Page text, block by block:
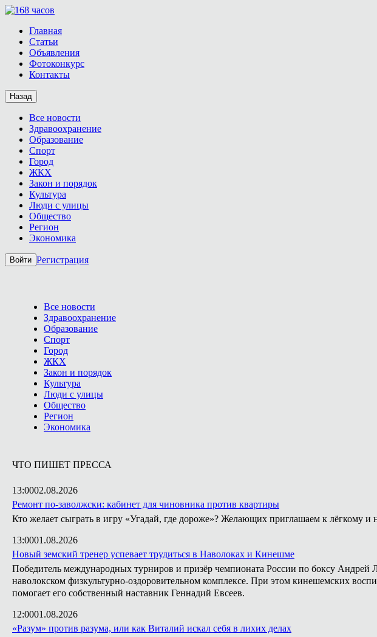
Главная
Статьи
Объявления
Фотоконкурс
Контакты
Назад
Все новости
Здравоохранение
Образование
Спорт
Город
ЖКХ
Закон и порядок
Культура
Люди с улицы
Общество
Регион
Экономика
Войти Регистрация
Все новости
Здравоохранение
Образование
Спорт
Город
ЖКХ
Закон и порядок
Культура
Люди с улицы
Общество
Регион
Экономика
ЧТО ПИШЕТ ПРЕССА
13:0002.08.2026
Ремонт по-заволжски: кабинет для чиновника против квартиры
Кто желает сыграть в игру «Угадай, где дороже»? Желающих приглашаем к лёгкому
13:0001.08.2026
Новый земский тренер успевает трудиться в Наволоках и Кинешме
Победитель международных турниров и призёр чемпионата России по боксу Андрей
наволокском физкультурно-оздоровительном комплексе. При этом кинешемских
помогает его собственный наставник Геннадий Евсеев.
12:0001.08.2026
«Разум» против разума, или как Виталий искал себя в лихих делах